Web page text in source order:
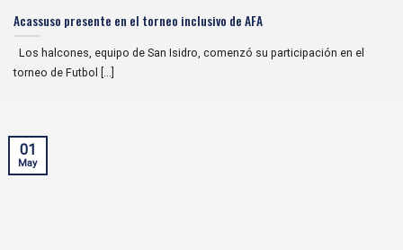
Acassuso presente en el torneo inclusivo de AFA
Los halcones, equipo de San Isidro, comenzó su participación en el
torneo de Futbol [...]
01
May